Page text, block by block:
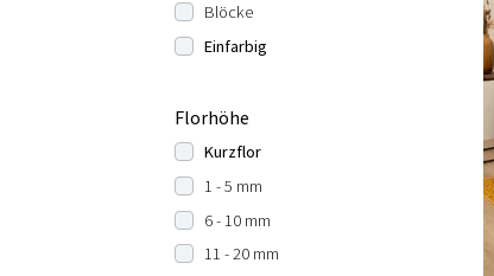
Blöcke
Einfarbig
Florhöhe
Kurzflor
1 - 5 mm
6 - 10 mm
11 - 20 mm